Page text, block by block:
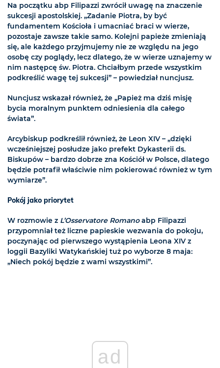
Na początku abp Filipazzi zwrócił uwagę na znaczenie
sukcesji apostolskiej. „Zadanie Piotra, by być
fundamentem Kościoła i umacniać braci w wierze,
pozostaje zawsze takie samo. Kolejni papieże zmieniają
się, ale każdego przyjmujemy nie ze względu na jego
osobę czy poglądy, lecz dlatego, że w wierze uznajemy w
nim następcę św. Piotra. Chciałbym przede wszystkim
podkreślić wagę tej sukcesji” – powiedział nuncjusz.
Nuncjusz wskazał również, że „Papież ma dziś misję
bycia moralnym punktem odniesienia dla całego
świata”.
Arcybiskup podkreślił również, że Leon XIV – „dzięki
wcześniejszej posłudze jako prefekt Dykasterii ds.
Biskupów – bardzo dobrze zna Kościół w Polsce, dlatego
będzie potrafił właściwie nim pokierować również w tym
wymiarze”.
Pokój jako priorytet
W rozmowie z L’Osservatore Romanoabp Filipazzi
przypomniał też liczne papieskie wezwania do pokoju,
poczynając od pierwszego wystąpienia Leona XIV z
loggii Bazyliki Watykańskiej tuż po wyborze 8 maja:
„Niech pokój będzie z wami wszystkimi”.
ad